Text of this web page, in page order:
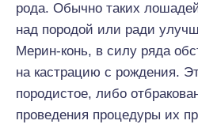
рода. Обычно таких
над породой или ради
Мерин-конь, в силу ряда
на кастрацию с рождения.
породистое, либо
проведения процедуры их